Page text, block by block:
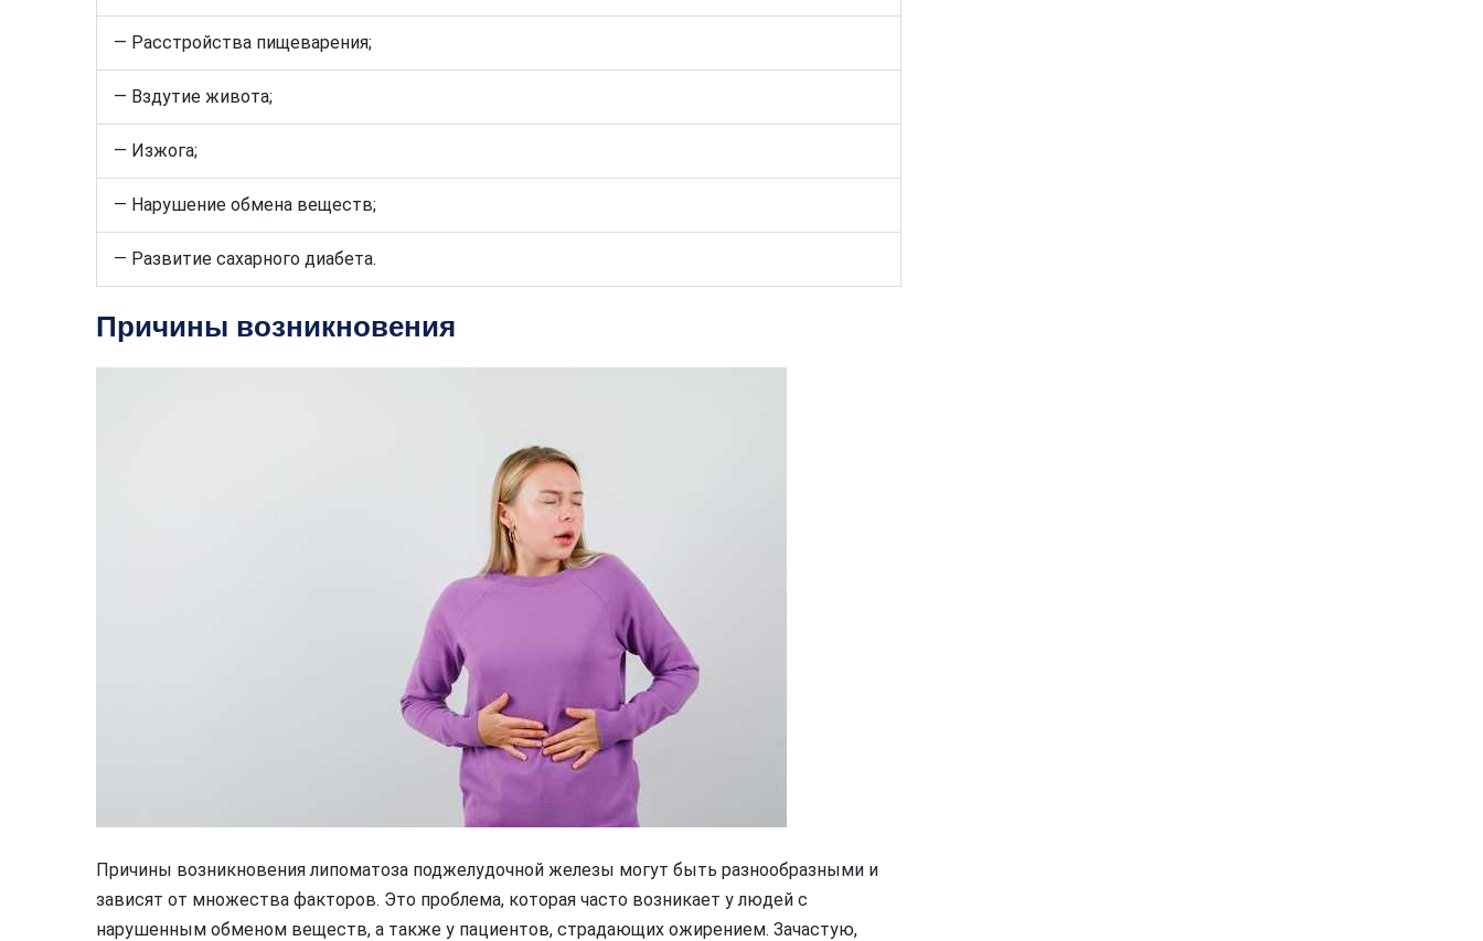
— Расстройства пищеварения;
— Вздутие живота;
— Изжога;
— Нарушение обмена веществ;
— Развитие сахарного диабета.
Причины возникновения
Причины возникновения липоматоза поджелудочной железы могут быть разнообразными и
зависят от множества факторов. Это проблема, которая часто возникает у людей с
нарушенным обменом веществ, а также у пациентов, страдающих ожирением. Зачастую,